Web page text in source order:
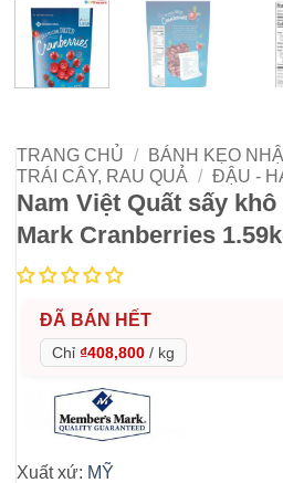
TRANG CHỦ / BÁNH KẸO
TRÁI CÂY, RAU QUẢ / ĐẬU -
Nam Việt Quất sấy khô
Mark Cranberries
ĐÃ BÁN HẾT
Chỉ ₫408,800 / kg
Xuất xứ: MỸ